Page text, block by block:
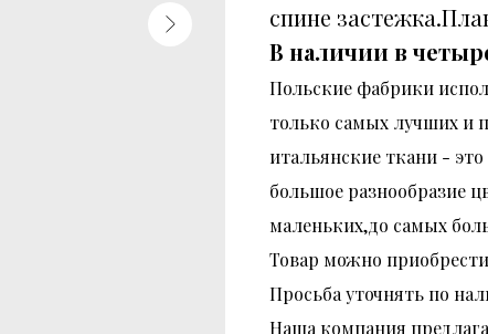
спине
В наличии в
Польские фабрики
только самых лучших и
итальянские ткани -
большое разнообразие
маленьких,до самых
Товар можно
Просьба уточнять по
Наша компания